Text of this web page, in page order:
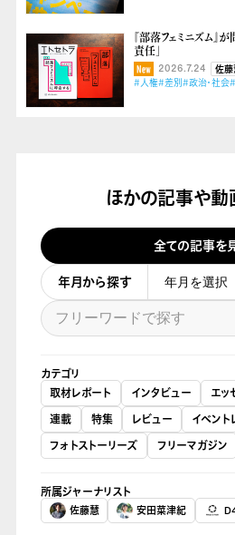
『部落フェミニズム』
責任」
2026.7.24 佐
#人権#差別#政治・社会
ほかの記事や
全ての記事を
年月から探す
カテゴリ
取材レポート
インタビュー エッ
連載
特集 レビュー
イベント
フォトストーリーズ
フリーマガジン
所属ジャーナリスト
佐藤慧 安田菜津紀